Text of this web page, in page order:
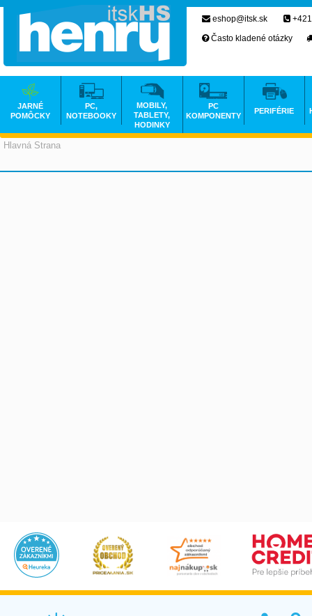
Hlavná Strana
eshop@itsk.sk
Často kladené otázky
JARNÉ
POMÔCKY
PC,
NOTEBOOKY
MOBILY,
TABLETY,
HODINKY
PC
KOMPONENTY
PERIFÉRIE